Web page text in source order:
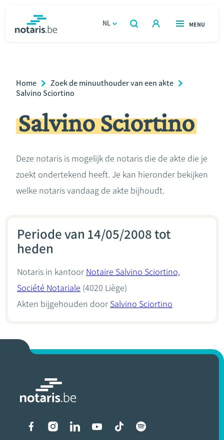
gaan
NL
OPEN
ZOEKEN
OPEN
MENU
Relatie & samenleven
Erven & schenken
Over de notaris
Breadcrumb
Home
Zoek de minuuthouder van een akte
Salvino Sciortino
Salvino Sciortino
Deze notaris is mogelijk de notaris die de akte die je
zoekt ondertekend heeft. Je kan hieronder bekijken
welke notaris vandaag de akte bijhoudt.
Periode van 14/05/2008 tot
heden
Notaris in kantoor Notaire Salvino Sciortino,
Société Notariale (4020 Liège)
Akten bijgehouden door Salvino Sciortino
Liens vers les réseaux